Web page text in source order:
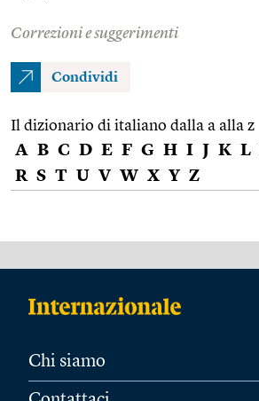
Correzioni e suggerimenti
Condividi
Il dizionario di italiano dalla a alla z
A B C D E F G H I J K L
R S T U V W X Y Z
Chi siamo